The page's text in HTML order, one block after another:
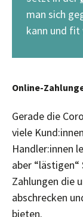
man sich
kann und fit
Online-
Gerade die
viele
Handler:innen
aber
Zahlungen die
abschrecken
bieten.